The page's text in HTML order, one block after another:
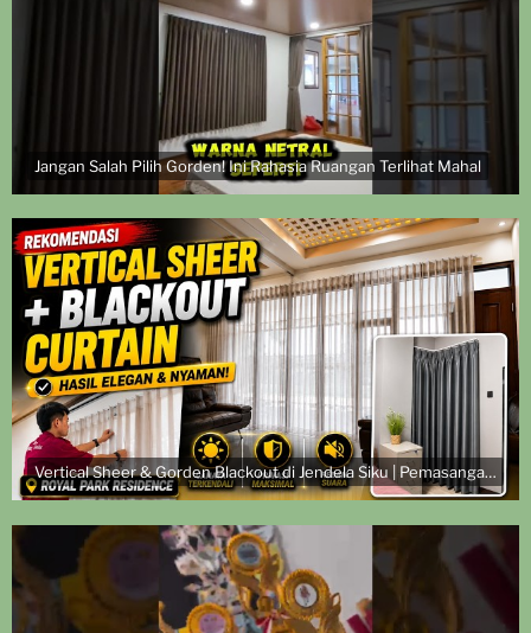
Jangan Salah Pilih Gorden! Ini Rahasia Ruangan Terlihat Mahal
Vertical Sheer & Gorden Blackout di Jendela Siku | Pemasangan di Royal Park Residence